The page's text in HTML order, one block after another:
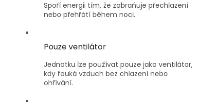
Spoří energii tím, že zabraňuje přechlazení
nebo přehřátí během noci.
Pouze ventilátor
Jednotku lze používat pouze jako ventilátor,
kdy fouká vzduch bez chlazení nebo
ohřívání.